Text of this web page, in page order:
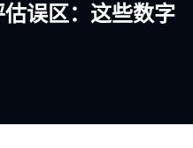
误区：这些数字